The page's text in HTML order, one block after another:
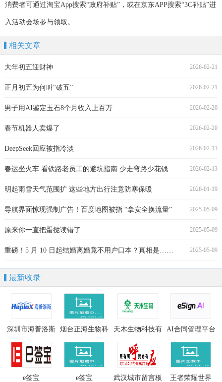
消费者可通过淘宝App搜索“政府补贴”，或在京东APP搜索“3C补贴”进
入活动会场参与领取。
相关文章
2026-02-21
大年初五迎财神
2026-02-21
正月初五为何叫“破五”
2026-02-20
男子用AI鉴定玉石8个月收入上百万
2026-02-20
春节机器人卖爆了
2026-02-13
DeepSeek回应被指冷淡
2026-02-13
春运坐火车 看铁路老员工的避坑指南 少走弯路少花钱
2026-01-19
明起雨雪天气范围扩 这些地方出行注意防寒保暖
2025-05-09
导航界面惊现强制广告！百度地图被指 “拿安全换流量”
2025-05-09
原来你一直把蛋挞读错了
2025-05-09
重磅！5 月 10 日起结婚离婚竟不用户口本？真相是……
最新收录
深圳市海普洛斯
生物科技有限公
烟台正海生物科
技股份有限公司
天木生物科技有
限公司
AI合同管理平台
e签宝 e签宝 武汉城市留言板 王者荣耀世界